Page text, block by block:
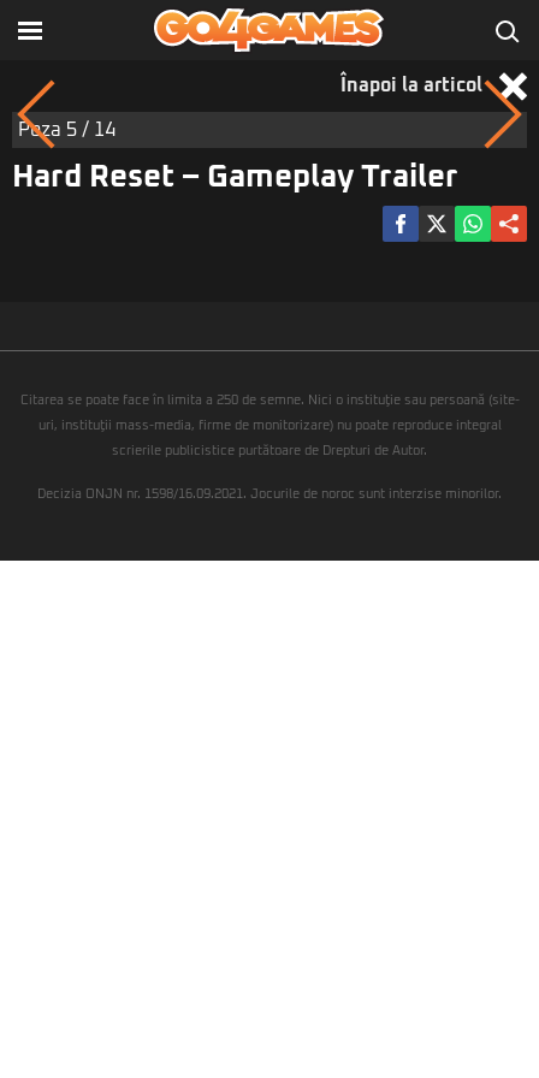
Înapoi la articol
Poza 5 / 14
Hard Reset – Gameplay Trailer
Citarea se poate face în limita a 250 de semne. Nici o instituţie sau persoană (site-
uri, instituţii mass-media, firme de monitorizare) nu poate reproduce integral
scrierile publicistice purtătoare de Drepturi de Autor.
Decizia ONJN nr. 1598/16.09.2021. Jocurile de noroc sunt interzise minorilor.